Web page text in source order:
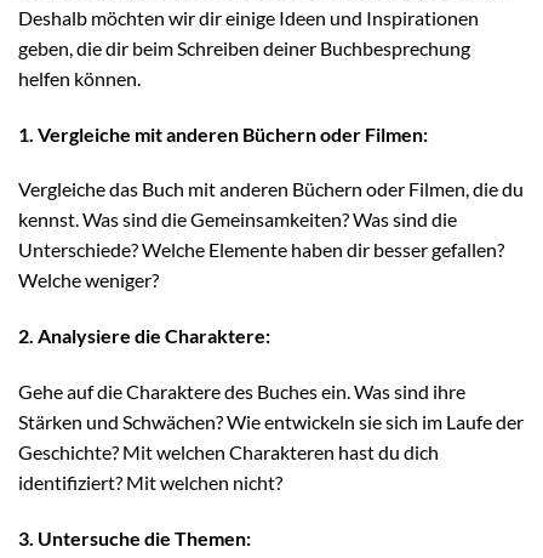
Deshalb möchten wir dir einige Ideen und Inspirationen
geben, die dir beim Schreiben deiner Buchbesprechung
helfen können.
1. Vergleiche mit anderen Büchern oder Filmen:
Vergleiche das Buch mit anderen Büchern oder Filmen, die du
kennst. Was sind die Gemeinsamkeiten? Was sind die
Unterschiede? Welche Elemente haben dir besser gefallen?
Welche weniger?
2. Analysiere die Charaktere:
Gehe auf die Charaktere des Buches ein. Was sind ihre
Stärken und Schwächen? Wie entwickeln sie sich im Laufe der
Geschichte? Mit welchen Charakteren hast du dich
identifiziert? Mit welchen nicht?
3. Untersuche die Themen: